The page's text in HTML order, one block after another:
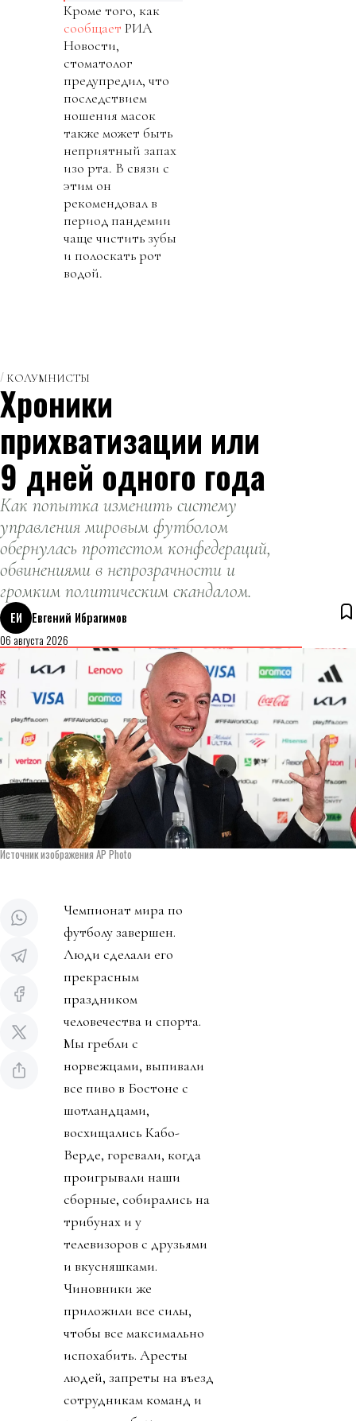
Кроме того, как
сообщает РИА
Новости,
стоматолог
предупредил, что
последствием
ношения масок
также может быть
неприятный запах
изо рта. В связи с
этим он
рекомендовал в
период пандемии
чаще чистить зубы
и полоскать рот
водой.
КОЛУМНИСТЫ
Хроники
прихватизации или
9 дней одного года
Как попытка изменить систему
управления мировым футболом
обернулась протестом конфедераций,
обвинениями в непрозрачности и
громким политическим скандалом.
ЕИ
Евгений Ибрагимов
06 августа 2026
Источник изображения AP Photo
Чемпионат мира по
футболу завершен.
Люди сделали его
прекрасным
праздником
человечества и спорта.
Мы гребли с
норвежцами, выпивали
все пиво в Бостоне с
шотландцами,
восхищались Кабо-
Верде, горевали, когда
проигрывали наши
сборные, собирались на
трибунах и у
телевизоров с друзьями
и вкусняшками.
Чиновники же
приложили все силы,
чтобы все максимально
испохабить. Аресты
людей, запреты на въезд
сотрудникам команд и